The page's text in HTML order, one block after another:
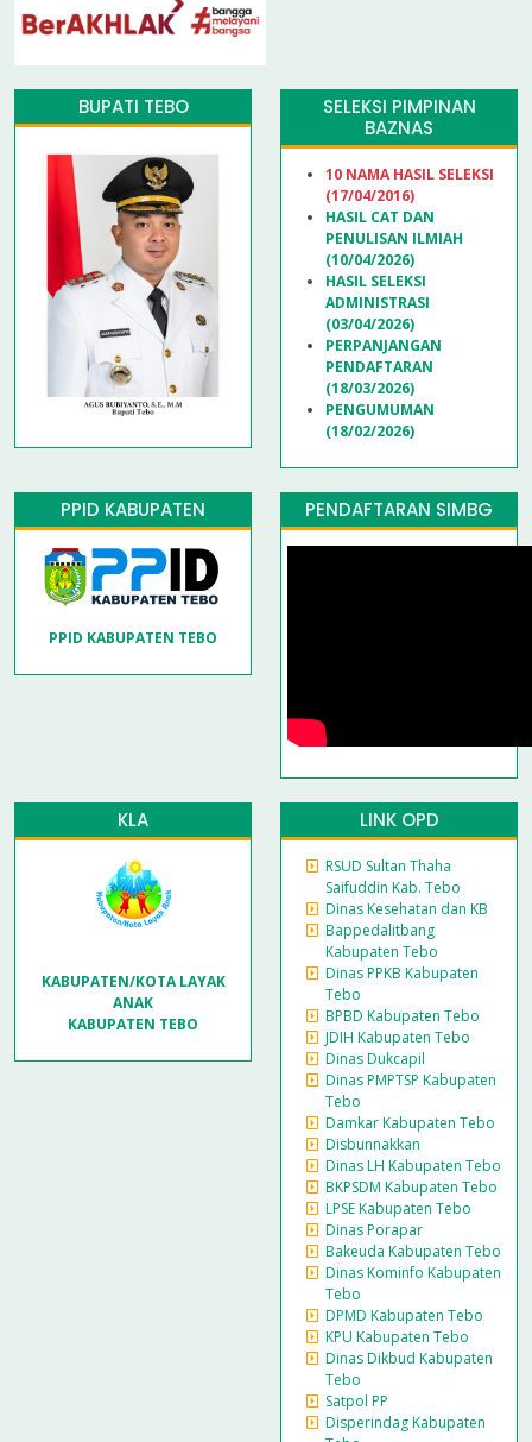
BUPATI TEBO
SELEKSI PIMPINAN
BAZNAS
10 NAMA HASIL SELEKSI
(17/04/2016)
HASIL CAT DAN
PENULISAN ILMIAH
(10/04/2026)
HASIL SELEKSI
ADMINISTRASI
(03/04/2026)
PERPANJANGAN
PENDAFTARAN
(18/03/2026)
PENGUMUMAN
(18/02/2026)
PPID KABUPATEN
PPID KABUPATEN TEBO
PENDAFTARAN SIMBG
KLA
KABUPATEN/KOTA LAYAK
ANAK
KABUPATEN TEBO
LINK OPD
RSUD Sultan Thaha
Saifuddin Kab. Tebo
Dinas Kesehatan dan KB
Bappedalitbang
Kabupaten Tebo
Dinas PPKB Kabupaten
Tebo
BPBD Kabupaten Tebo
JDIH Kabupaten Tebo
Dinas Dukcapil
Dinas PMPTSP Kabupaten
Tebo
Damkar Kabupaten Tebo
Disbunnakkan
Dinas LH Kabupaten Tebo
BKPSDM Kabupaten Tebo
LPSE Kabupaten Tebo
Dinas Porapar
Bakeuda Kabupaten Tebo
Dinas Kominfo Kabupaten
Tebo
DPMD Kabupaten Tebo
KPU Kabupaten Tebo
Dinas Dikbud Kabupaten
Tebo
Satpol PP
Disperindag Kabupaten